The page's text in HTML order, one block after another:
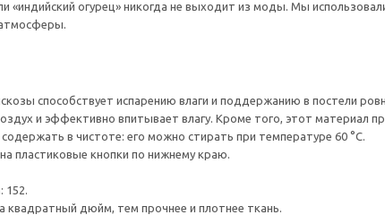
«индийский огурец» никогда не выходит из моды. Мы
способствует испарению влаги и поддержанию в постели
и эффективно впитывает влагу. Кроме того, этот материал
в чистоте: его можно стирать при температуре 60 °C.
пластиковые кнопки по нижнему краю.
152.
квадратный дюйм, тем прочнее и плотнее ткань.